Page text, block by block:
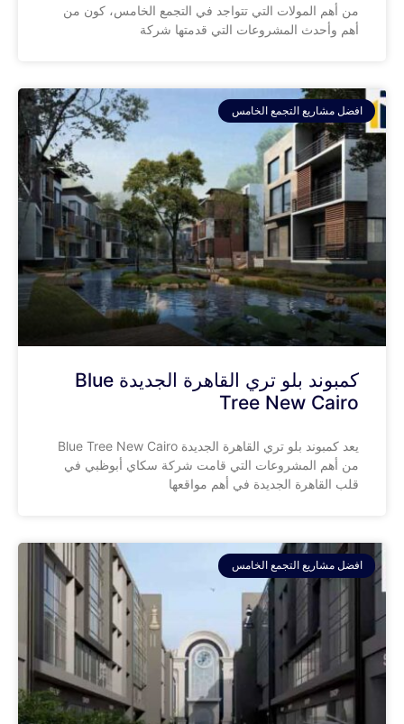
من أهم المولات التي تتواجد في التجمع الخامس، كون من
أهم وأحدث المشروعات التي قدمتها شركة
افضل مشاريع التجمع الخامس
كمبوند بلو تري القاهرة الجديدة Blue
Tree New Cairo
يعد كمبوند بلو تري القاهرة الجديدة Blue Tree New Cairo
من أهم المشروعات التي قامت شركة سكاي أبوظبي في
قلب القاهرة الجديدة في أهم مواقعها
افضل مشاريع التجمع الخامس